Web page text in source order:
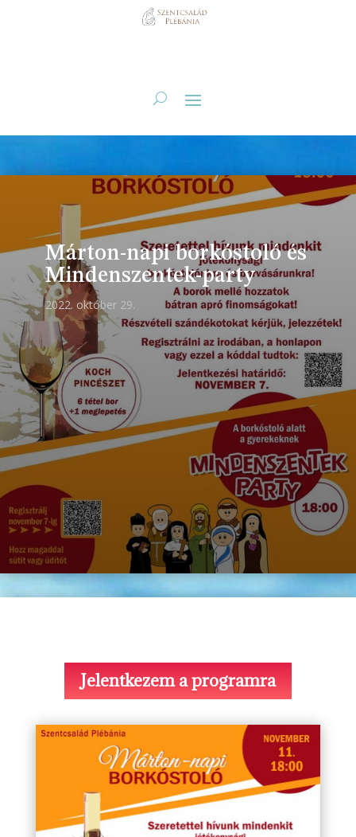
Márton-napi borkóstoló és
Mindenszentek-party
2022. október 29.
Jelentkezem a programra